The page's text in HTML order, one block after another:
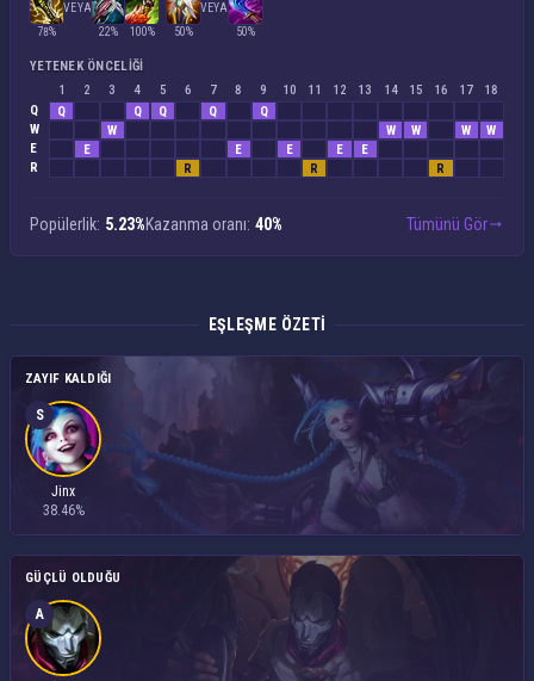
78%
VEYA
22%
100% 50%
VEYA
50%
YETENEK ÖNCELIĞI
1
2 3 4 5 6 7 8 9 10 11 12 13 14 15 16 17
18
Q
Q Q Q Q
Q
W
W W W W
W
E
E E E E
E
R
R R R
Popülerlik: 5.23%Kazanma oranı: 40% Tümünü Gör
EŞLEŞME ÖZETI
ZAYIF KALDIĞI
S
Jinx
38.46%
GÜÇLÜ OLDUĞU
A